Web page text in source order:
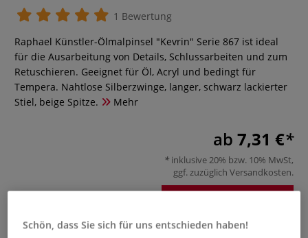
1 Bewertung
Raphael Künstler-Ölmalpinsel "Kevrin" Serie 867 ist ideal
für die Ausarbeitung von Details, Schlussarbeiten und zum
Retuschieren. Geeignet für Öl, Acryl und bedingt für
Tempera. Nahtlose Silberzwinge, langer, schwarz lackierter
Stiel, beige Spitze.
Mehr
ab 7,31 €
inklusive 20% bzw. 10% MwSt,
ggf. zuzüglich Versandkosten.
Schön, dass Sie sich für uns entschieden haben!